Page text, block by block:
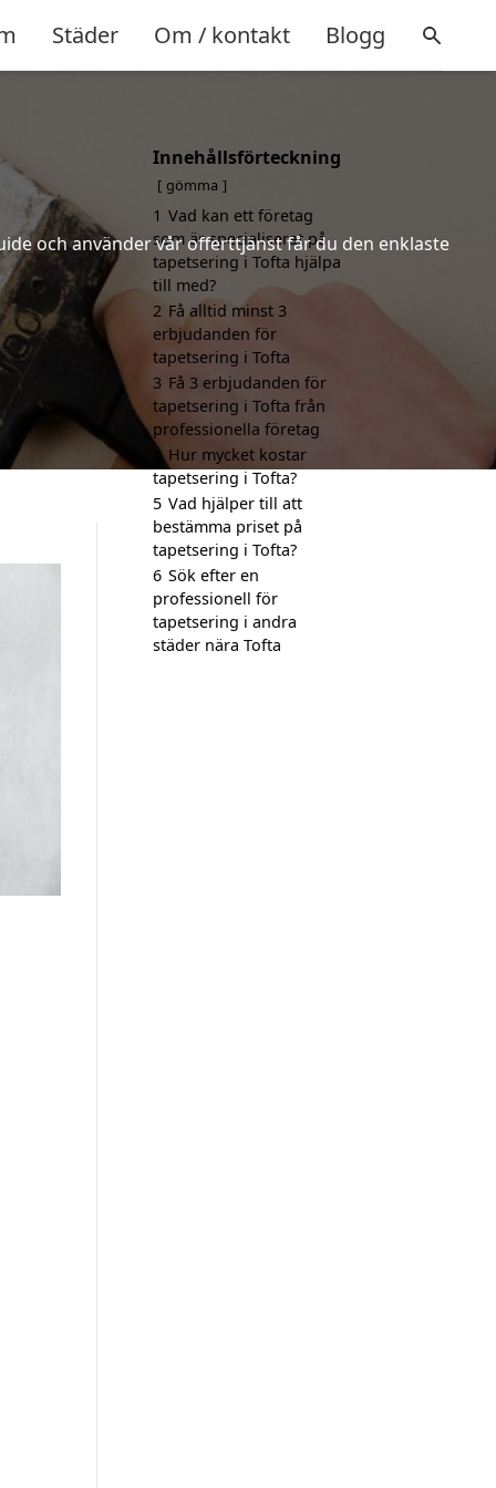
Städer Om / kontakt Blogg
och använder vår offerttjänst får du den enklaste
Innehållsförteckning
gömma
1 Vad kan ett företag
som är specialiserat på
tapetsering i Tofta hjälpa
till med?
2 Få alltid minst 3
erbjudanden för
tapetsering i Tofta
3 Få 3 erbjudanden för
tapetsering i Tofta från
professionella företag
4 Hur mycket kostar
tapetsering i Tofta?
5 Vad hjälper till att
bestämma priset på
tapetsering i Tofta?
6 Sök efter en
professionell för
tapetsering i andra
städer nära Tofta